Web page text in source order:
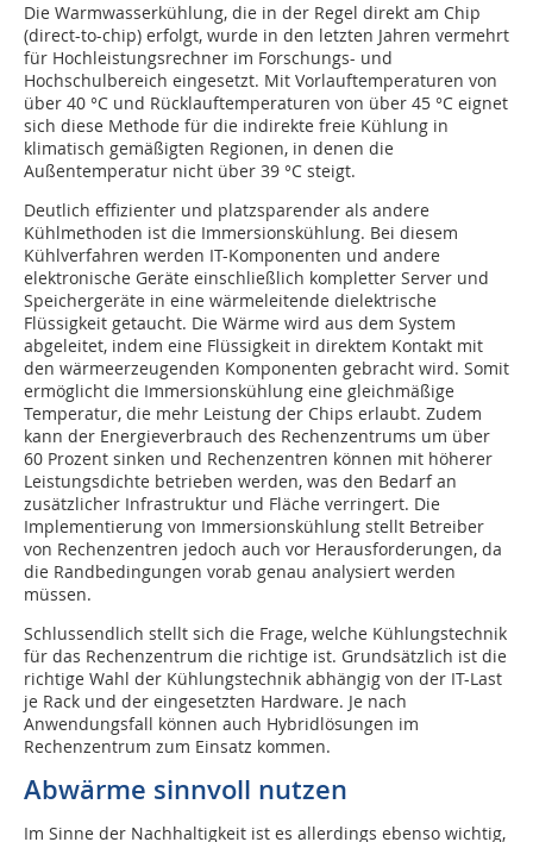
Die Warmwasserkühlung, die in der Regel direkt am Chip
(direct-to-chip) erfolgt, wurde in den letzten Jahren vermehrt
für Hochleistungsrechner im Forschungs- und
Hochschulbereich eingesetzt. Mit Vorlauftemperaturen von
über 40 °C und Rücklauftemperaturen von über 45 °C eignet
sich diese Methode für die indirekte freie Kühlung in
klimatisch gemäßigten Regionen, in denen die
Außentemperatur nicht über 39 °C steigt.
Deutlich effizienter und platzsparender als andere
Kühlmethoden ist die Immersionskühlung. Bei diesem
Kühlverfahren werden IT-Komponenten und andere
elektronische Geräte einschließlich kompletter Server und
Speichergeräte in eine wärmeleitende dielektrische
Flüssigkeit getaucht. Die Wärme wird aus dem System
abgeleitet, indem eine Flüssigkeit in direktem Kontakt mit
den wärmeerzeugenden Komponenten gebracht wird. Somit
ermöglicht die Immersionskühlung eine gleichmäßige
Temperatur, die mehr Leistung der Chips erlaubt. Zudem
kann der Energieverbrauch des Rechenzentrums um über
60 Prozent sinken und Rechenzentren können mit höherer
Leistungsdichte betrieben werden, was den Bedarf an
zusätzlicher Infrastruktur und Fläche verringert. Die
Implementierung von Immersionskühlung stellt Betreiber
von Rechenzentren jedoch auch vor Herausforderungen, da
die Randbedingungen vorab genau analysiert werden
müssen.
Schlussendlich stellt sich die Frage, welche Kühlungstechnik
für das Rechenzentrum die richtige ist. Grundsätzlich ist die
richtige Wahl der Kühlungstechnik abhängig von der IT-Last
je Rack und der eingesetzten Hardware. Je nach
Anwendungsfall können auch Hybridlösungen im
Rechenzentrum zum Einsatz kommen.
Abwärme sinnvoll nutzen
Im Sinne der Nachhaltigkeit ist es allerdings ebenso wichtig,